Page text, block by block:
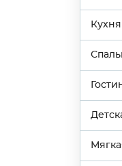
Кухня